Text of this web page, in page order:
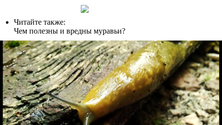
Читайте также:
Чем полезны и вредны муравьи?